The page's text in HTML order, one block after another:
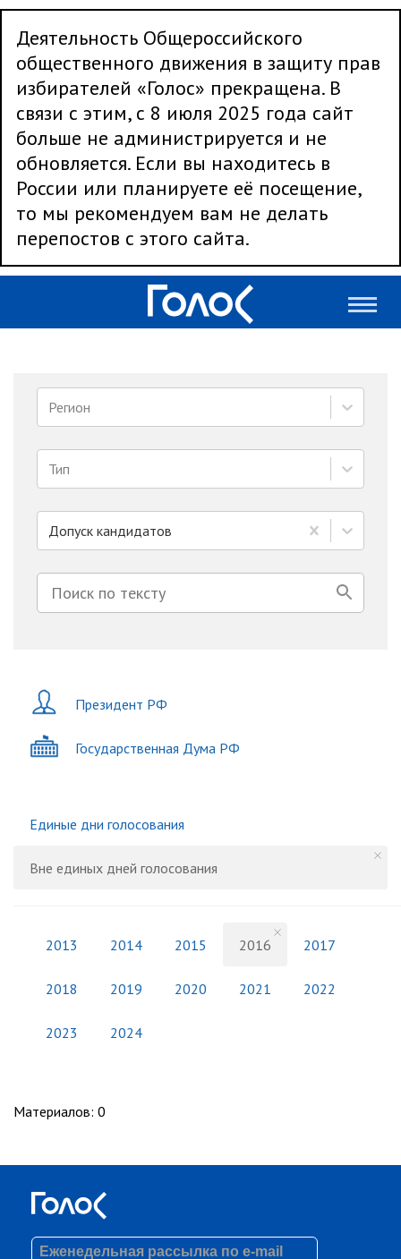
Деятельность Общероссийского
общественного движения в защиту прав
избирателей «Голос» прекращена. В
связи с этим, с 8 июля 2025 года сайт
больше не администрируется и не
обновляется. Если вы находитесь в
России или планируете её посещение,
то мы рекомендуем вам не делать
перепостов с этого сайта.
Регион
Тип
Допуск кандидатов
Президент РФ
Государственная Дума РФ
Единые дни голосования
Вне единых дней голосования
2013 2014 2015 2016 2017
2018 2019 2020 2021 2022
2023 2024
Материалов: 0